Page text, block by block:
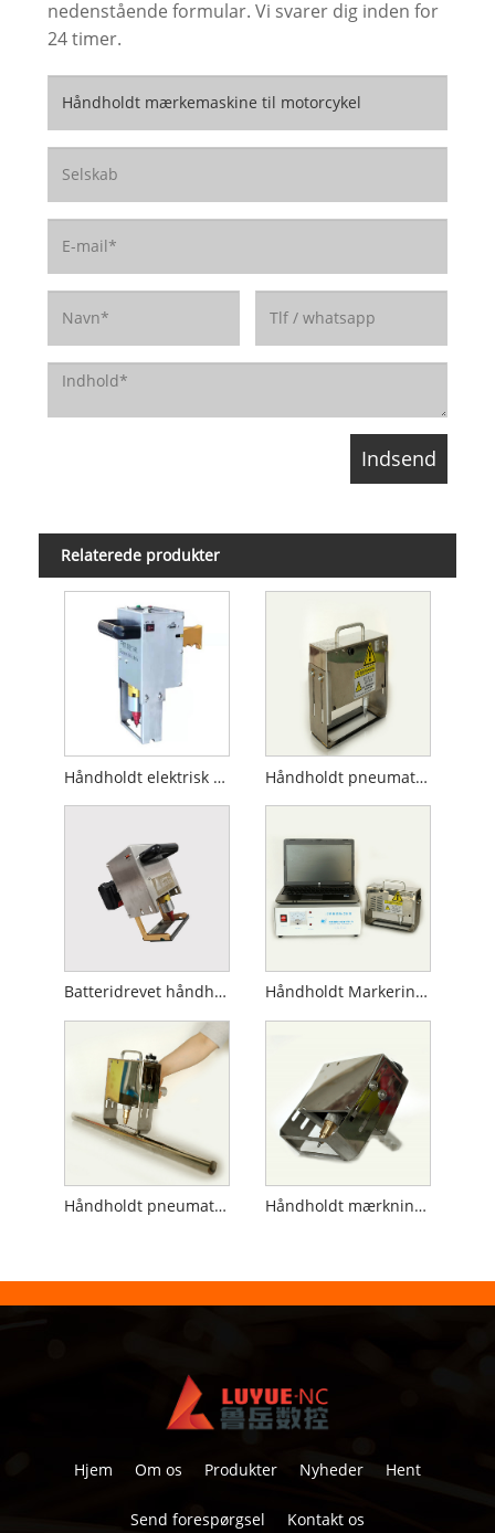
nedenstående formular. Vi svarer dig inden for
24 timer.
Relaterede produkter
Håndholdt elektrisk mærkemaskine Håndholdt pneumatisk markeringsmaskine
Batteridrevet håndholdt mærkemaskine Håndholdt Markeringsmaskine til Gascylinder
Håndholdt pneumatisk markeringsmaskine til rør Håndholdt mærkningsmaskine til flanger
Hjem Om os Produkter Nyheder Hent
Send forespørgsel Kontakt os